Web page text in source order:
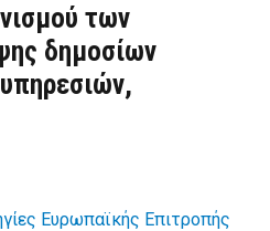
των
δημοσίων
Ευρωπαϊκής Επιτροπής